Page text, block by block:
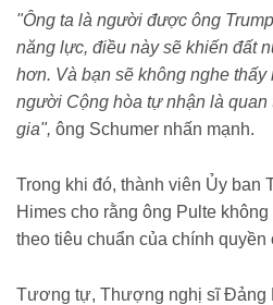
"Ông ta là người được ông
năng lực, điều này sẽ khiến đất
hơn. Và bạn sẽ không nghe
người Cộng hòa tự nhận là quan
gia", ông Schumer nhấn mạnh.
Trong khi đó, thành viên Ủy ban
Himes cho rằng ông Pulte
theo tiêu chuẩn của chính quyền
Tương tự, Thượng nghị sĩ Đảng